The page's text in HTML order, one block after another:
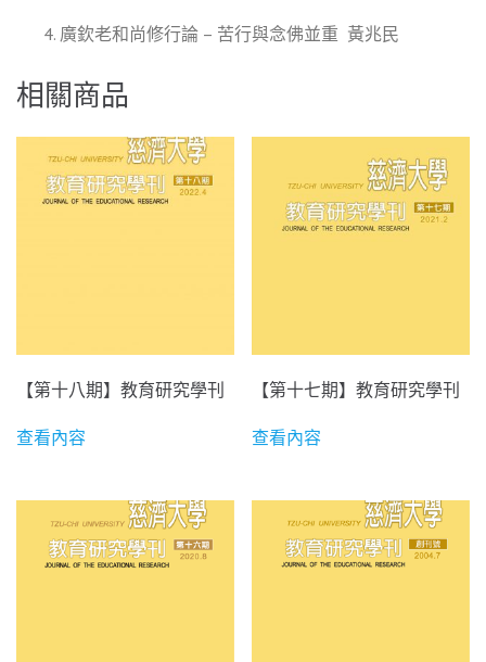
廣欽老和尚修行論 – 苦行與念佛並重 黃兆民
相關商品
【第十八期】教育研究學刊
查看內容
【第十七期】教育研究學刊
查看內容